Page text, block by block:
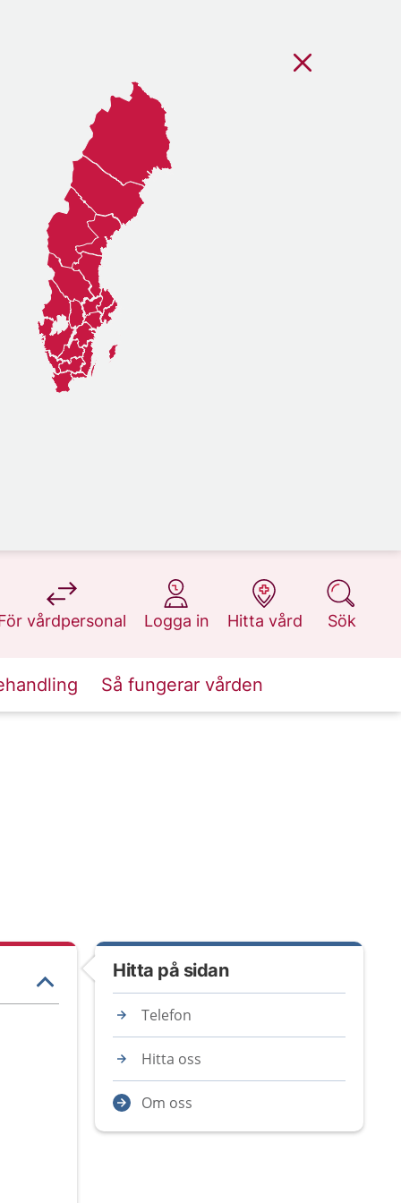
vårdpersonal
på 1177.se
Logga in
på 1177.se
Hitta vård
på 1177.se
Sök
på 1177.se
Så fungerar vården
Hitta på sidan
Telefon
Hitta oss
Om oss